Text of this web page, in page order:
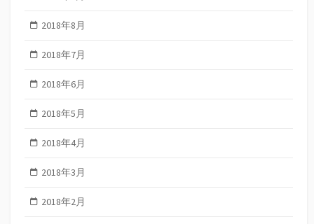
2018年8月
2018年7月
2018年6月
2018年5月
2018年4月
2018年3月
2018年2月